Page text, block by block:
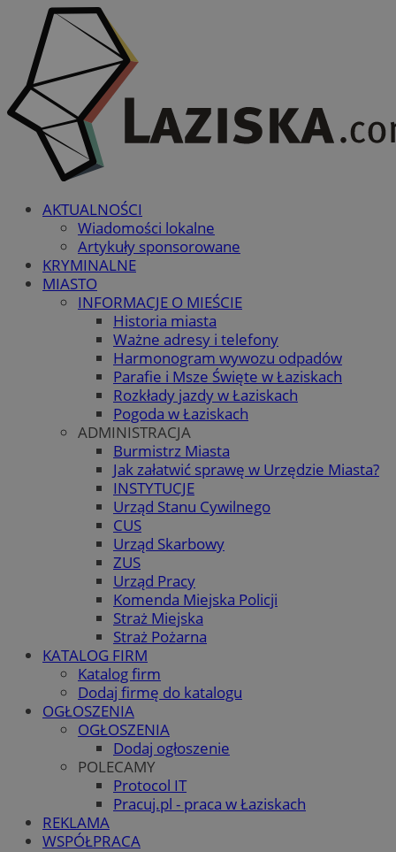
AKTUALNOŚCI
Wiadomości lokalne
Artykuły sponsorowane
KRYMINALNE
MIASTO
INFORMACJE O MIEŚCIE
Historia miasta
Ważne adresy i telefony
Harmonogram wywozu odpadów
Parafie i Msze Święte w Łaziskach
Rozkłady jazdy w Łaziskach
Pogoda w Łaziskach
ADMINISTRACJA
Burmistrz Miasta
Jak załatwić sprawę w Urzędzie Miasta?
INSTYTUCJE
Urząd Stanu Cywilnego
CUS
Urząd Skarbowy
ZUS
Urząd Pracy
Komenda Miejska Policji
Straż Miejska
Straż Pożarna
KATALOG FIRM
Katalog firm
Dodaj firmę do katalogu
OGŁOSZENIA
OGŁOSZENIA
Dodaj ogłoszenie
POLECAMY
Protocol IT
Pracuj.pl - praca w Łaziskach
REKLAMA
WSPÓŁPRACA